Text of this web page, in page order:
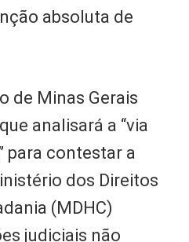
absoluta de
de Minas Gerais
analisará a “via
para contestar a
dos Direitos
(MDHC)
judiciais não